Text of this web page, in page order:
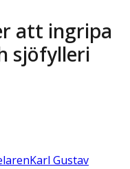
att ingripa
sjöfylleri
Karl Gustav